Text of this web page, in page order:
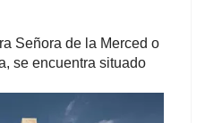
Señora de la Merced o
se encuentra situado